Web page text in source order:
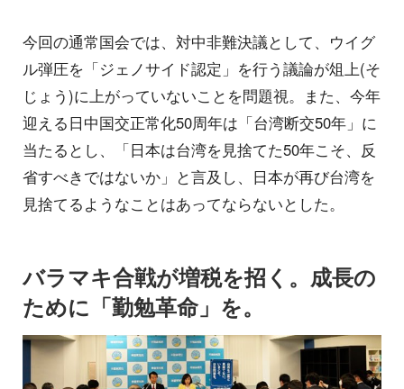
今回の通常国会では、対中非難決議として、ウイグ
ル弾圧を「ジェノサイド認定」を行う議論が俎上(そ
じょう)に上がっていないことを問題視。また、今年
迎える日中国交正常化50周年は「台湾断交50年」に
当たるとし、「日本は台湾を見捨てた50年こそ、反
省すべきではないか」と言及し、日本が再び台湾を
見捨てるようなことはあってならないとした。
バラマキ合戦が増税を招く。成長の
ために「勤勉革命」を。